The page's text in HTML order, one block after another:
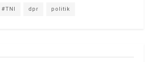
#TNI dpr politik